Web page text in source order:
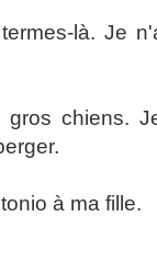
là. Je
chiens.
à ma fille.